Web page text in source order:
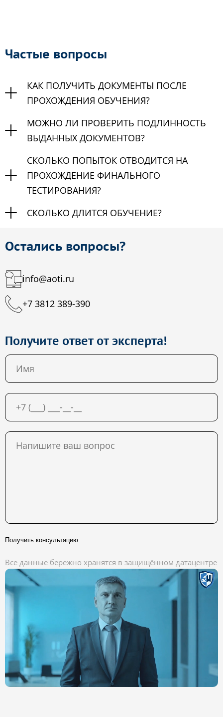
Частые вопросы
КАК ПОЛУЧИТЬ ДОКУМЕНТЫ ПОСЛЕ
ПРОХОЖДЕНИЯ ОБУЧЕНИЯ?
МОЖНО ЛИ ПРОВЕРИТЬ ПОДЛИННОСТЬ
ВЫДАННЫХ ДОКУМЕНТОВ?
СКОЛЬКО ПОПЫТОК ОТВОДИТСЯ НА
ПРОХОЖДЕНИЕ ФИНАЛЬНОГО
ТЕСТИРОВАНИЯ?
СКОЛЬКО ДЛИТСЯ ОБУЧЕНИЕ?
Остались вопросы?
info@aoti.ru
+7 3812 389-390
Получите ответ от эксперта!
Получить консультацию
Все данные бережно хранятся в защищённом датацентре